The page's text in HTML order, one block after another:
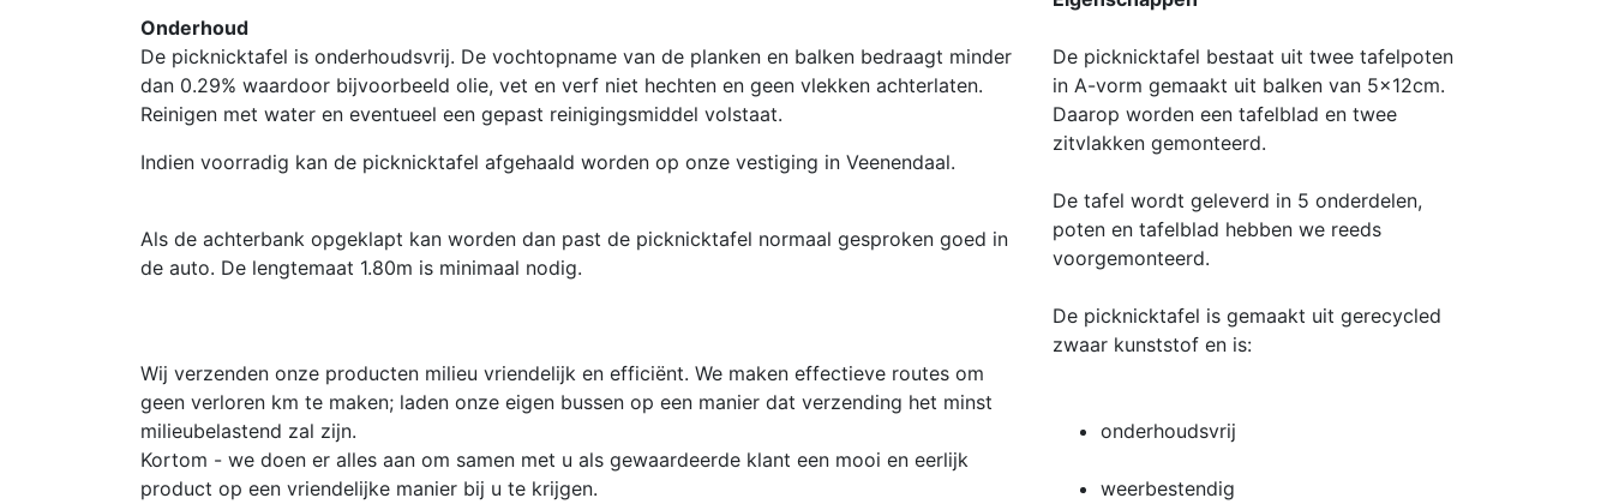
Onderhoud
De picknicktafel is onderhoudsvrij. De vochtopname van de planken en balken bedraagt minder
dan 0.29% waardoor bijvoorbeeld olie, vet en verf niet hechten en geen vlekken achterlaten.
Reinigen met water en eventueel een gepast reinigingsmiddel volstaat.
Indien voorradig kan de picknicktafel afgehaald worden op onze vestiging in Veenendaal.
Als de achterbank opgeklapt kan worden dan past de picknicktafel normaal gesproken goed in
de auto. De lengtemaat 1.80m is minimaal nodig.
Wij verzenden onze producten milieu vriendelijk en efficiënt. We maken effectieve routes om
geen verloren km te maken; laden onze eigen bussen op een manier dat verzending het minst
milieubelastend zal zijn.
Kortom - we doen er alles aan om samen met u als gewaardeerde klant een mooi en eerlijk
product op een vriendelijke manier bij u te krijgen.
De picknicktafel bestaat uit twee tafelpoten
in A-vorm gemaakt uit balken van 5x12cm.
Daarop worden een tafelblad en twee
zitvlakken gemonteerd.
De tafel wordt geleverd in 5 onderdelen,
poten en tafelblad hebben we reeds
voorgemonteerd.
De picknicktafel is gemaakt uit gerecycled
zwaar kunststof en is:
onderhoudsvrij
weerbestendig